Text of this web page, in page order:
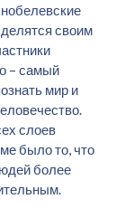
своим
– самый
мир и
слоев
было то, что
более